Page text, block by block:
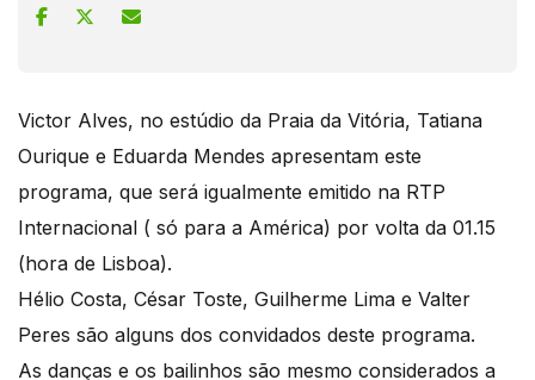
Victor Alves, no estúdio da Praia da Vitória, Tatiana
Ourique e Eduarda Mendes apresentam este
programa, que será igualmente emitido na RTP
Internacional ( só para a América) por volta da 01.15
(hora de Lisboa).
Hélio Costa, César Toste, Guilherme Lima e Valter
Peres são alguns dos convidados deste programa.
As danças e os bailinhos são mesmo considerados a